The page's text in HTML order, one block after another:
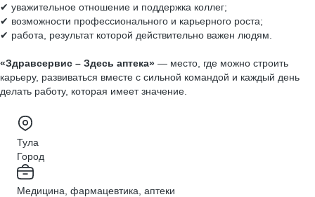
✔ уважительное отношение и поддержка коллег;
✔ возможности профессионального и карьерного роста;
✔ работа, результат которой действительно важен людям.
«Здравсервис – Здесь аптека» — место, где можно строить
карьеру, развиваться вместе с сильной командой и каждый день
делать работу, которая имеет значение.
Тула
Город
Медицина, фармацевтика, аптеки